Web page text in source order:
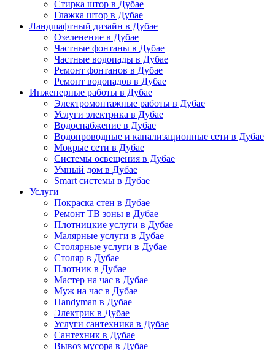
Стирка штор в Дубае
Глажка штор в Дубае
Ландшафтный дизайн в Дубае
Озеленение в Дубае
Частные фонтаны в Дубае
Частные водопады в Дубае
Ремонт фонтанов в Дубае
Ремонт водопадов в Дубае
Инженерные работы в Дубае
Электромонтажные работы в Дубае
Услуги электрика в Дубае
Водоснабжение в Дубае
Водопроводные и канализационные сети в Дубае
Мокрые сети в Дубае
Системы освещения в Дубае
Умный дом в Дубае
Smart системы в Дубае
Услуги
Покраска стен в Дубае
Ремонт ТВ зоны в Дубае
Плотницкие услуги в Дубае
Малярные услуги в Дубае
Столярные услуги в Дубае
Столяр в Дубае
Плотник в Дубае
Мастер на час в Дубае
Муж на час в Дубае
Handyman в Дубае
Электрик в Дубае
Услуги сантехника в Дубае
Сантехник в Дубае
Вывоз мусора в Дубае